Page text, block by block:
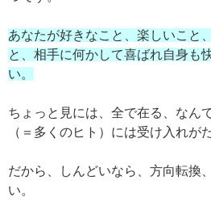
あなたが好きなこと、楽しいこと
と、相手に何かして喜ばれ自身も
い。
ちょっと見には、全で在る、なん
（＝多くのヒト）には受け入れが
だから、しんどいなら、方向転換
い。